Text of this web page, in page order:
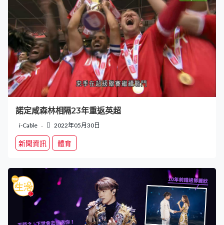
諾定咸森林相隔23年重返英超
i-Cable 2022年05月30日
新聞資訊 體育